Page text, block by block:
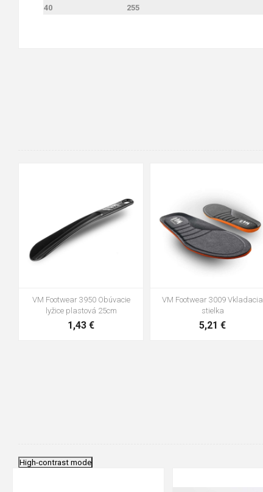
40
255
VM Footwear 3950 Obúvacie
lyžice plastová 25cm
1,43 €
VM Footwear 3009 Vkladacia
stielka
5,21 €
High-contrast mode